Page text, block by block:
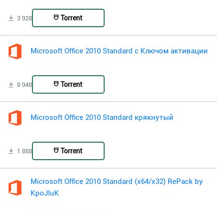
3 928 Torrent
Microsoft Office 2010 Standard с Ключом активации
8 948 Torrent
Microsoft Office 2010 Standard крякнутый
1 858 Torrent
Microsoft Office 2010 Standard (x64/x32) RePack by
KpoJIuK